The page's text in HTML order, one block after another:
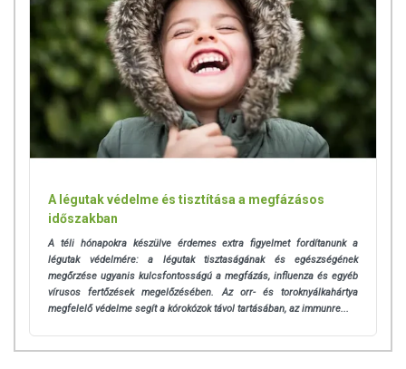
A légutak védelme és tisztítása a megfázásos
időszakban
A téli hónapokra készülve érdemes extra figyelmet fordítanunk a
légutak védelmére: a légutak tisztaságának és egészségének
megőrzése ugyanis kulcsfontosságú a megfázás, influenza és egyéb
vírusos fertőzések megelőzésében. Az orr- és toroknyálkahártya
megfelelő védelme segít a kórokózok távol tartásában, az immunre...